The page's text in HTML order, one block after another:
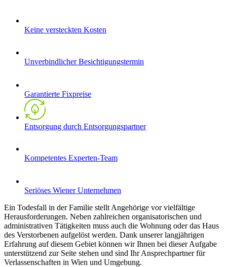
Keine versteckten Kosten
Unverbindlicher Besichtigungstermin
Garantierte Fixpreise
Entsorgung durch Entsorgungspartner
Kompetentes Experten-Team
Seriöses Wiener Unternehmen
Ein Todesfall in der Familie stellt Angehörige vor vielfältige
Herausforderungen. Neben zahlreichen organisatorischen und
administrativen Tätigkeiten muss auch die Wohnung oder das Haus
des Verstorbenen aufgelöst werden. Dank unserer langjährigen
Erfahrung auf diesem Gebiet können wir Ihnen bei dieser Aufgabe
unterstützend zur Seite stehen und sind Ihr Ansprechpartner für
Verlassenschaften in Wien und Umgebung.